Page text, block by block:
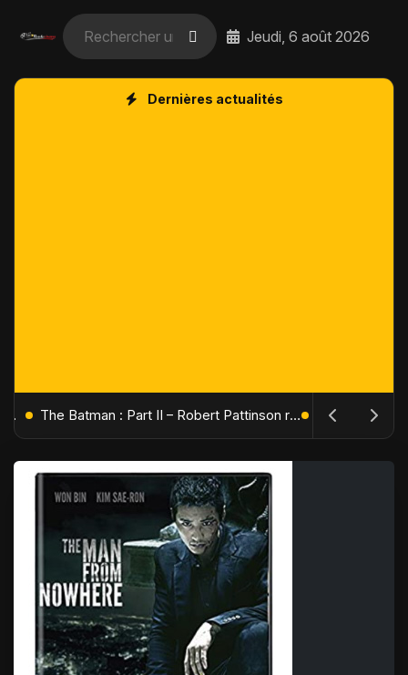
Jeudi, 6 août 2026
Dernières actualités
L'Âge de Glace : Le Réveil du Volcan – Manny, Sid et Diego de retour pour une aventure explosive The Batman : Part II – Robert Pattinson replonge dans les ténèbres de Gotham dès octobre 2027